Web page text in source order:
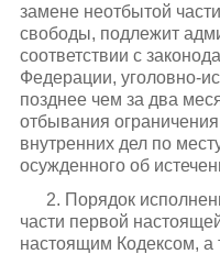
замене неотбытой
свободы, подлежит
соответствии с
Федерации, уголовно-
позднее чем за два
отбывания
внутренних дел по
осужденного об
2. Порядок
части первой
настоящим Кодексом,